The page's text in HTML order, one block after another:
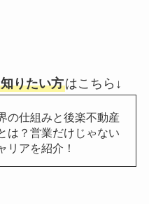
りたい方はこちら↓
の仕組みと後楽不動産
は？営業だけじゃない
リアを紹介！